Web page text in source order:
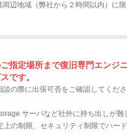
辺地域（弊社から２時間以内）に限
指定場所まで復旧専門エンジ
です。
談の際に出張可否をご確認してくださ
サーバなど社外に持ち出しが難
上の制限、セキュリティ制限でハー